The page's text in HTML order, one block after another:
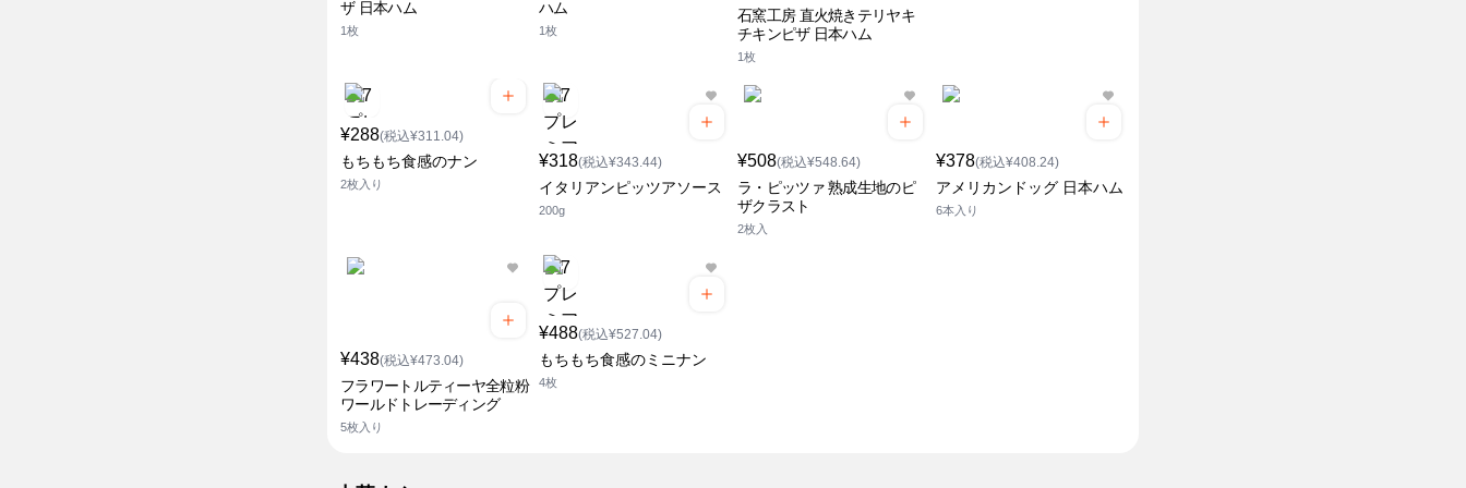
ザ 日本ハム
1枚
ハム
1枚
石窯工房 直火焼きテリヤキ
チキンピザ 日本ハム
1枚
¥288(税込¥311.04)
もちもち食感のナン
2枚入り
¥318(税込¥343.44)
イタリアンピッツアソース
200g
¥508(税込¥548.64)
ラ・ピッツァ 熟成生地のピ
ザクラスト
2枚入
¥378(税込¥408.24)
アメリカンドッグ 日本ハム
6本入り
¥438(税込¥473.04)
フラワートルティーヤ全粒粉
ワールドトレーディング
5枚入り
¥488(税込¥527.04)
もちもち食感のミニナン
4枚